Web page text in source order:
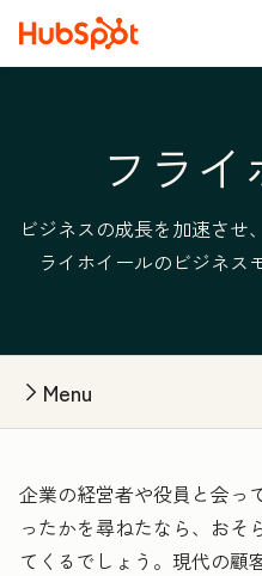
フラ
ビジネスの成長を加速させ
ライホイールのビジネス
Menu
企業の経営者や役員と会っ
ったかを尋ねたなら、おそ
てくるでしょう。現代の顧